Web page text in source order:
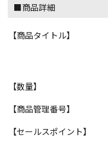
■商品詳細
【商品タイトル】
【数量】
【商品管理番号】
【セールスポイント】